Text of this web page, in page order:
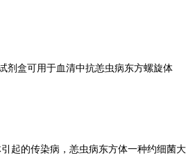
剂盒可用于血清中抗恙虫病东方螺旋体
起的传染病，恙虫病东方体一种约细菌大